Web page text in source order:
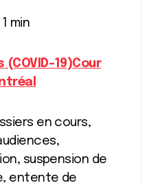
min
(COVID-19)Cour
en cours,
suspension de
entente de